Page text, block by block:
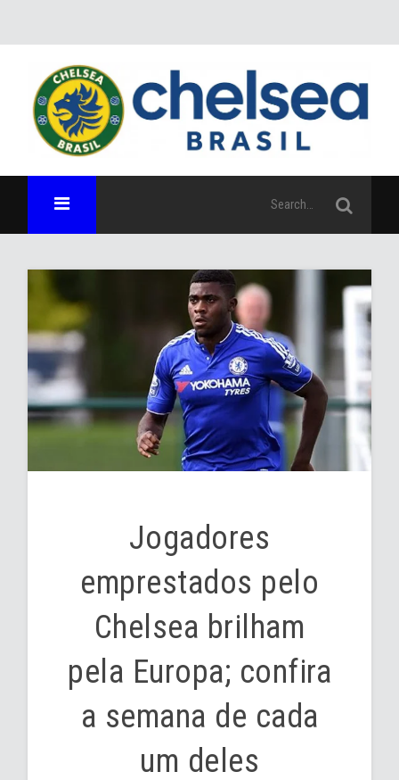
Jogadores
emprestados pelo
Chelsea brilham
pela Europa; confira
a semana de cada
um deles